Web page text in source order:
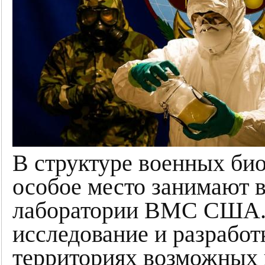
В структуре военных
особое место занимают
лаборатории ВМС США.
исследование и
территориях